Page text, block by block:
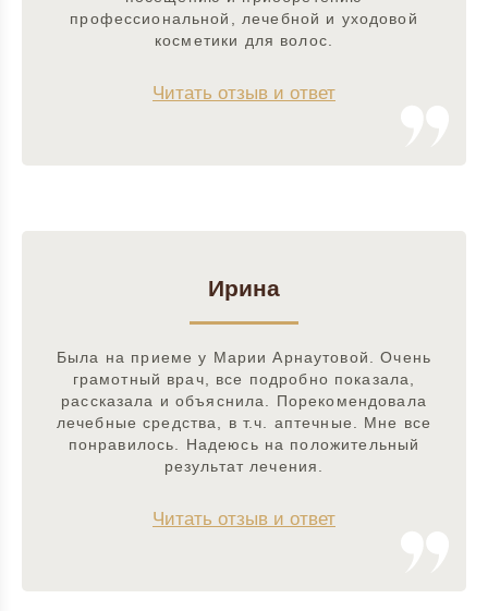
профессиональной, лечебной и уходовой
косметики для волос.
Читать отзыв и ответ
Ирина
Была на приеме у Марии Арнаутовой. Очень
грамотный врач, все подробно показала,
рассказала и объяснила. Порекомендовала
лечебные средства, в т.ч. аптечные. Мне все
понравилось. Надеюсь на положительный
результат лечения.
Читать отзыв и ответ